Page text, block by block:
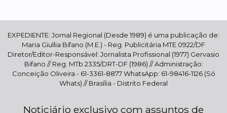
EXPEDIENTE: Jornal Regional (Desde 1989) é uma publicação de:
Maria Giullia Bifano (M.E.) - Reg. Publicitária MTE 0922/DF
Diretor/Editor-Responsável: Jornalista Profissional (1977) Gervasio
Bifano // Reg. MTb 2335/DRT-DF (1986) // Administração:
Conceição Oliveira - 61-3361-8877 WhatsApp: 61-98416-1126 (Só
Whats) // Brasília - Distrito Federal
Noticiário exclusivo com assuntos de